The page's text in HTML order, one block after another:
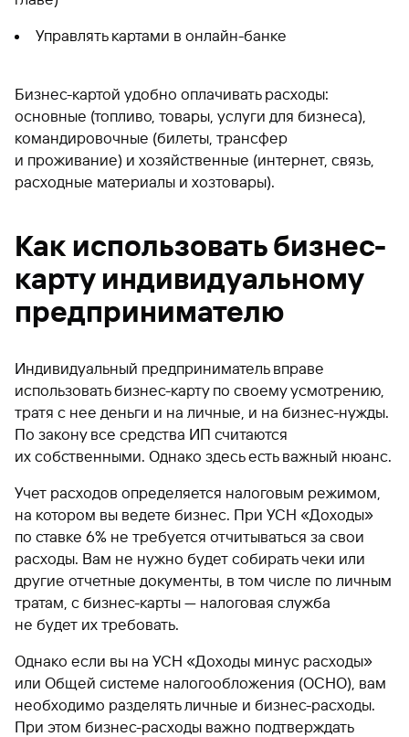
Управлять картами в онлайн-банке
Бизнес-картой удобно оплачивать расходы:
основные (топливо, товары, услуги для бизнеса),
командировочные (билеты, трансфер
и проживание) и хозяйственные (интернет, связь,
расходные материалы и хозтовары).
Как использовать бизнес-
карту индивидуальному
предпринимателю
Индивидуальный предприниматель вправе
использовать бизнес-карту по своему усмотрению,
тратя с нее деньги и на личные, и на бизнес-нужды.
По закону все средства ИП считаются
их собственными. Однако здесь есть важный нюанс.
Учет расходов определяется налоговым режимом,
на котором вы ведете бизнес. При УСН «Доходы»
по ставке 6% не требуется отчитываться за свои
расходы. Вам не нужно будет собирать чеки или
другие отчетные документы, в том числе по личным
тратам, с бизнес-карты — налоговая служба
не будет их требовать.
Однако если вы на УСН «Доходы минус расходы»
или Общей системе налогообложения (ОСНО), вам
необходимо разделять личные и бизнес-расходы.
При этом бизнес-расходы важно подтверждать